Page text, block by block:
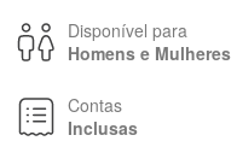
Disponível para
Homens e Mulheres
Contas
Inclusas